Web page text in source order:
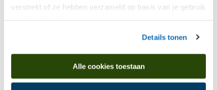
verstrekt of ze hebben verzameld op basis van je gebruik
Details tonen
Alle cookies toestaan